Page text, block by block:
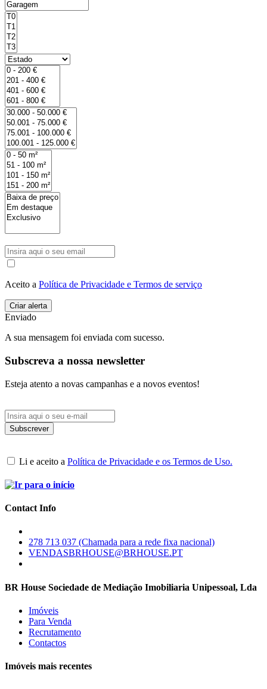
Aceito a Política de Privacidade e Termos de serviço
Enviado
A sua mensagem foi enviada com sucesso.
Subscreva a nossa newsletter
Esteja atento a novas campanhas e a novos eventos!
Li e aceito a Política de Privacidade e os Termos de Uso.
Contact Info
278 713 037 (Chamada para a rede fixa nacional)
VENDASBRHOUSE@BRHOUSE.PT
BR House Sociedade de Mediação Imobiliaria Unipessoal, Lda
Imóveis
Para Venda
Recrutamento
Contactos
Imóveis mais recentes